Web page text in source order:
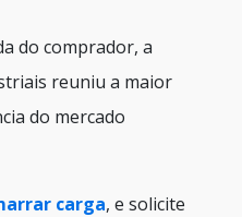
do comprador, a
reuniu a maior
do mercado
carga, e solicite